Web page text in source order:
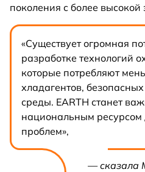
поколения с более
«Существует огромная
разработке технологий
которые потребляют
хладагентов,
среды. EARTH станет
национальным ресурсом
проблем»,
— сказала